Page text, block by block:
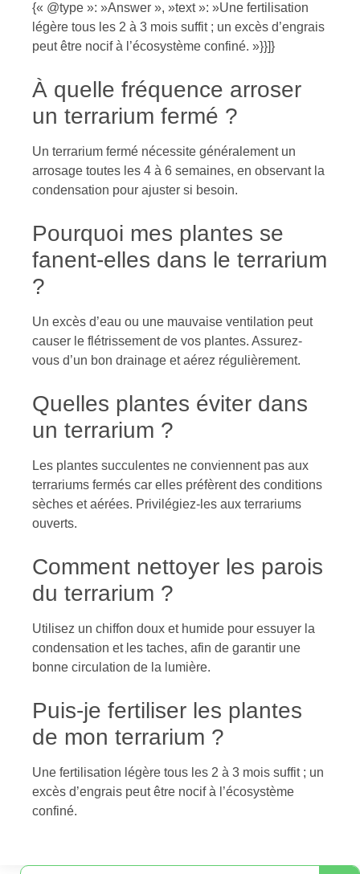
{« @type »: »Answer », »text »: »Une fertilisation
légère tous les 2 à 3 mois suffit ; un excès d’engrais
peut être nocif à l’écosystème confiné. »}}]}
À quelle fréquence arroser
un terrarium fermé ?
Un terrarium fermé nécessite généralement un
arrosage toutes les 4 à 6 semaines, en observant la
condensation pour ajuster si besoin.
Pourquoi mes plantes se
fanent-elles dans le terrarium
?
Un excès d’eau ou une mauvaise ventilation peut
causer le flétrissement de vos plantes. Assurez-
vous d’un bon drainage et aérez régulièrement.
Quelles plantes éviter dans
un terrarium ?
Les plantes succulentes ne conviennent pas aux
terrariums fermés car elles préfèrent des conditions
sèches et aérées. Privilégiez-les aux terrariums
ouverts.
Comment nettoyer les parois
du terrarium ?
Utilisez un chiffon doux et humide pour essuyer la
condensation et les taches, afin de garantir une
bonne circulation de la lumière.
Puis-je fertiliser les plantes
de mon terrarium ?
Une fertilisation légère tous les 2 à 3 mois suffit ; un
excès d’engrais peut être nocif à l’écosystème
confiné.